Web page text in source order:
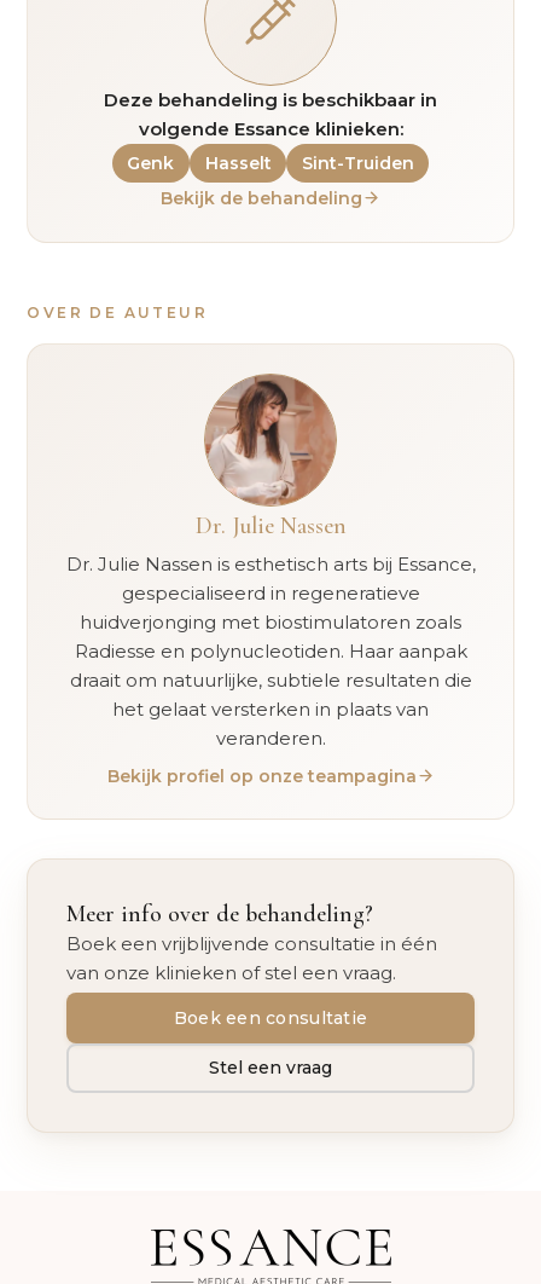
Deze behandeling is beschikbaar in
volgende Essance klinieken:
Genk Hasselt
Sint-Truiden
Bekijk de behandeling
OVER DE AUTEUR
Dr. Julie Nassen
Dr. Julie Nassen is esthetisch arts bij Essance,
gespecialiseerd in regeneratieve
huidverjonging met biostimulatoren zoals
Radiesse en polynucleotiden. Haar aanpak
draait om natuurlijke, subtiele resultaten die
het gelaat versterken in plaats van
veranderen.
Bekijk profiel op onze teampagina
Meer info over de behandeling?
Boek een vrijblijvende consultatie in één
van onze klinieken of stel een vraag.
Boek een consultatie
Stel een vraag